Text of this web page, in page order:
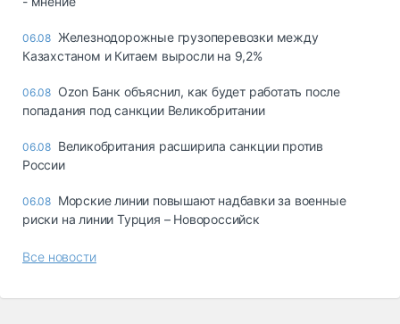
06.08 Железнодорожные грузоперевозки между
Казахстаном и Китаем выросли на 9,2%
06.08 Ozon Банк объяснил, как будет работать после
попадания под санкции Великобритании
06.08 Великобритания расширила санкции против
России
06.08 Морские линии повышают надбавки за военные
риски на линии Турция – Новороссийск
Все новости